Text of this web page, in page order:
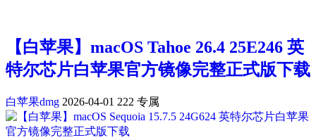
【白苹果】macOS Tahoe 26.4 25E246 英
特尔芯片白苹果官方镜像完整正式版下载
白苹果dmg 2026-04-01 222 专属